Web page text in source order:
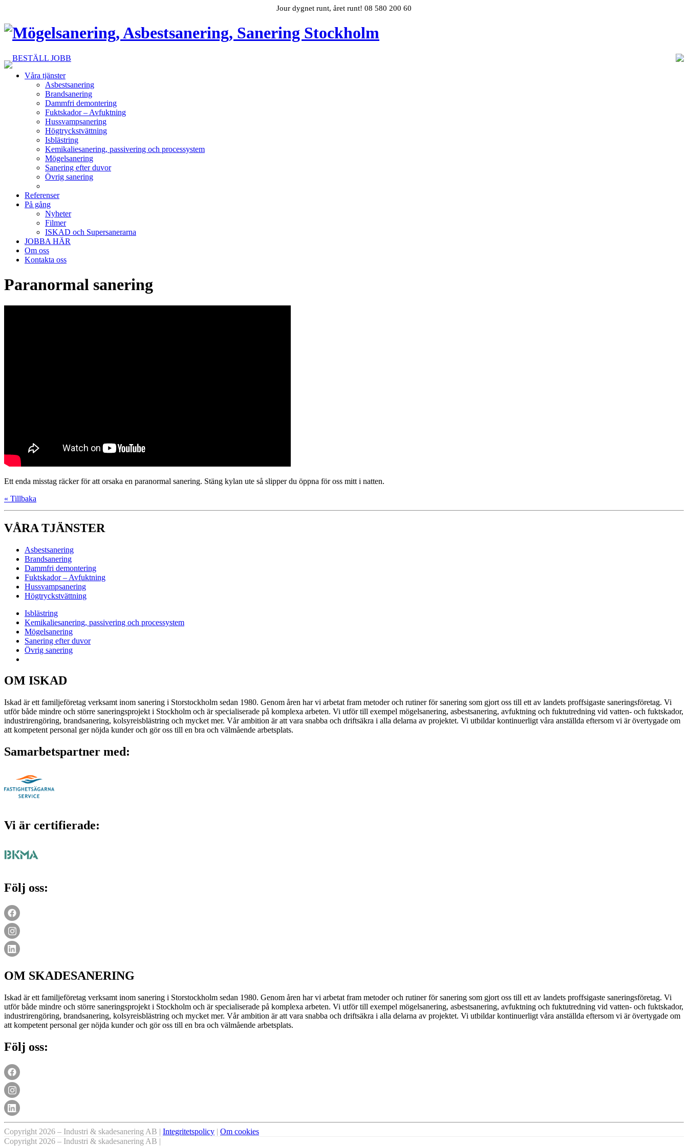
Jour dygnet runt, året runt! 08 580 200 60
BESTÄLL JOBB
Våra tjänster
Asbestsanering
Brandsanering
Dammfri demontering
Fuktskador – Avfuktning
Hussvampsanering
Högtryckstvättning
Isblästring
Kemikaliesanering, passivering och processystem
Mögelsanering
Sanering efter duvor
Övrig sanering
Referenser
På gång
Nyheter
Filmer
ISKAD och Supersanerarna
JOBBA HÄR
Om oss
Kontakta oss
Paranormal sanering
Ett enda misstag räcker för att orsaka en paranormal sanering. Stäng kylan ute så slipper du öppna för oss mitt i natten.
« Tillbaka
VÅRA TJÄNSTER
Asbestsanering
Brandsanering
Dammfri demontering
Fuktskador – Avfuktning
Hussvampsanering
Högtryckstvättning
Isblästring
Kemikaliesanering, passivering och processystem
Mögelsanering
Sanering efter duvor
Övrig sanering
OM ISKAD
Iskad är ett familjeföretag verksamt inom sanering i Storstockholm sedan 1980. Genom åren har vi arbetat fram metoder och rutiner för sanering som gjort oss till ett av landets proffsigaste saneringsföretag. Vi
utför både mindre och större saneringsprojekt i Stockholm och är specialiserade på komplexa arbeten. Vi utför till exempel mögelsanering, asbestsanering, avfuktning och fuktutredning vid vatten- och fuktskador,
industrirengöring, brandsanering, kolsyreisblästring och mycket mer. Vår ambition är att vara snabba och driftsäkra i alla delarna av projektet. Vi utbildar kontinuerligt våra anställda eftersom vi är övertygade om
att kompetent personal ger nöjda kunder och gör oss till en bra och välmående arbetsplats.
Samarbetspartner med:
Vi är certifierade:
Följ oss:
OM SKADESANERING
Iskad är ett familjeföretag verksamt inom sanering i Storstockholm sedan 1980. Genom åren har vi arbetat fram metoder och rutiner för sanering som gjort oss till ett av landets proffsigaste saneringsföretag. Vi
utför både mindre och större saneringsprojekt i Stockholm och är specialiserade på komplexa arbeten. Vi utför till exempel mögelsanering, asbestsanering, avfuktning och fuktutredning vid vatten- och fuktskador,
industrirengöring, brandsanering, kolsyreisblästring och mycket mer. Vår ambition är att vara snabba och driftsäkra i alla delarna av projektet. Vi utbildar kontinuerligt våra anställda eftersom vi är övertygade om
att kompetent personal ger nöjda kunder och gör oss till en bra och välmående arbetsplats.
Följ oss:
Copyright 2026 – Industri & skadesanering AB | Integritetspolicy | Om cookies
Copyright 2026 – Industri & skadesanering AB |